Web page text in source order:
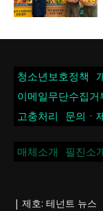
청소년보호정책
이메일무단수집거
고충처리
문의ㆍ
매체소개 필진소
| 제호: 테넌트 뉴스